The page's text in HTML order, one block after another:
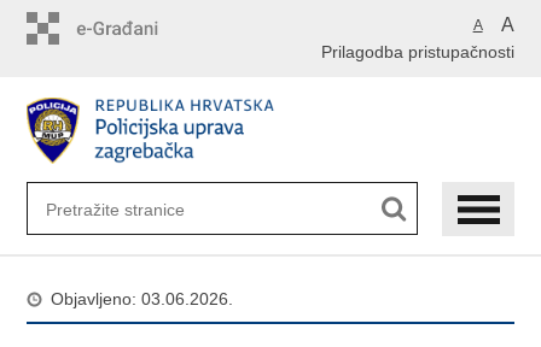
A A
Prilagodba pristupačnosti
Objavljeno: 03.06.2026.